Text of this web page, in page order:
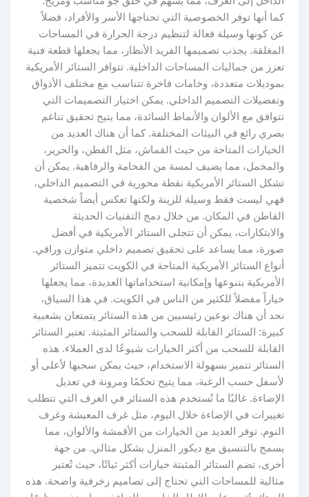
كما أنها توفر الخصوصية التي تحتاجها الأسر والأفراد، فضلاً
عن كونها وسيلة فعالة لتنظيم درجة الحرارة في المساحات
المغلقة. يجذب تصميمها الفريد الأنظار، مما يجعلها قطعة فنية
تعزز من جماليات المساحات الداخلية. تتوافر الستائر الأمريكية
بموديلات متعددة، وخامات فاخرة تتناسب مع مختلف الأذواق
وتفضيلات التصميم الداخلي. يمكن اختيار التصميمات التي
تتوافق مع الألوان والأنماط السائدة، مما يتيح تحقيق تناغم
بصري رائع في البيئات المختلفة. كما أن هناك العديد من
الخيارات المتاحة من حيث القماش، مثل القطن، والحرير،
والمخمل، مما يضيف لمسة من الفخامة والرفاهية. يمكن أن
تشكل الستائر الأمريكية نقطة محورية في التصميم الداخلي،
فهي ليست فقط وسيلة للزينة ولكنها تعكس أيضاً شخصية
القاطن في المكان. من خلال دمج التقنيات الحديثة
والابتكارات، يمكن أن تتجلى الستائر الأمريكية في أفضل
صورة، مما يساعد على تحقيق تصميم داخلي متوازن وراقي.
أنواع الستائر الأمريكية المتاحة في الكويت تتميز الستائر
الأمريكية بتنوعها وإمكانية استخداماتها العديدة، مما يجعلها
خياراً مفضلاً للكثير من الناس في الكويت. في هذا السياق،
نجد أن هناك نوعين رئيسيين من هذه الستائر يتمتعان بشعبية
كبيرة: الستائر القابلة للسحب والستائر المثبتة. تعتبر الستائر
القابلة للسحب من أكثر الخيارات شيوعًا لدى العملاء. هذه
الستائر تتميز بسهولة الاستخدام، حيث يمكن سحبها لأعلى أو
لأسفل حسب الرغبة، مما يتيح تحكمًا ومرونة في تعديل
الإضاءة. غالبًا ما تُستخدم هذه الستائر في الغرف التي تتطلب
تغييرات في الإضاءة خلال اليوم، مثل غرف المعيشة وغرف
النوم. توفر العديد من الخيارات من الأقمشة والألوان، مما
يسمح بالتنسيق مع ديكور المنزل بشكل مثالي. من جهة
أخرى، تضم الستائر المثبتة خيارات أكثر ثباتًا، حيث تُعتبر
مثالية للمساحات التي تحتاج إلى تصاميم زخرفية واضحة. هذه